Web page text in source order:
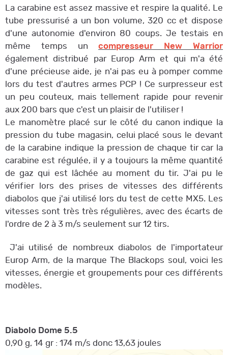
La carabine est assez massive et respire la qualité. Le
tube pressurisé a un bon volume, 320 cc et dispose
d'une autonomie d'environ 80 coups. Je testais en
même temps uncompresseur New Warrior
également distribué par Europ Arm et qui m'a été
d'une précieuse aide, je n'ai pas eu à pomper comme
lors du test d'autres armes PCP ! Ce surpresseur est
un peu couteux, mais tellement rapide pour revenir
aux 200 bars que c'est un plaisir de l'utiliser !
Le manomètre placé sur le côté du canon indique la
pression du tube magasin, celui placé sous le devant
de la carabine indique la pression de chaque tir car la
carabine est régulée, il y a toujours la même quantité
de gaz qui est lâchée au moment du tir. J'ai pu le
vérifier lors des prises de vitesses des différents
diabolos que j'ai utilisé lors du test de cette MX5. Les
vitesses sont très très régulières, avec des écarts de
l'ordre de 2 à 3 m/s seulement sur 12 tirs.
J'ai utilisé de nombreux diabolos de l'importateur
Europ Arm, de la marque The Blackops soul, voici les
vitesses, énergie et groupements pour ces différents
modèles.
Diabolo Dome 5.5
0,90 g, 14 gr : 174 m/s donc 13,63 joules